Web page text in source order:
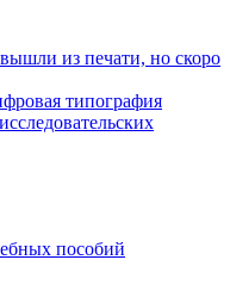
из печати, но скоро
типография
пособий